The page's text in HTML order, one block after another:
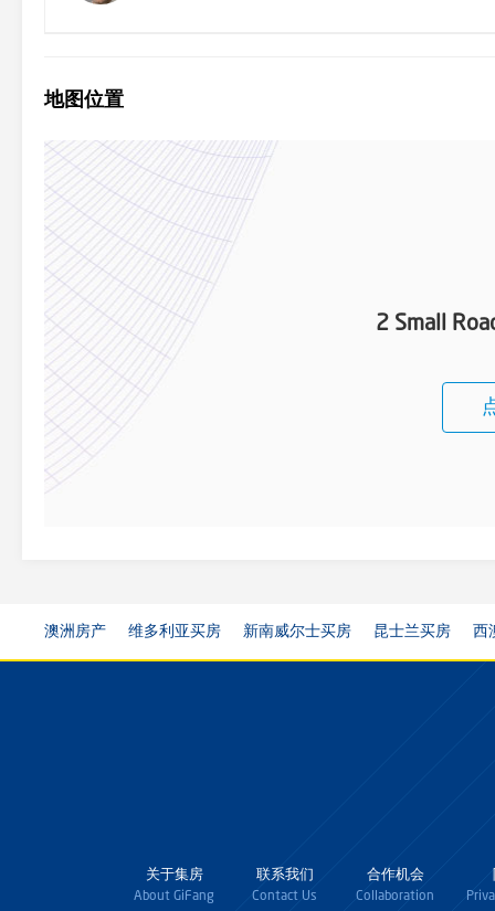
地图位置
2 Small
澳洲房产 维多利亚买房 新南威尔士买房 昆士兰买房 西
关于集房
About GiFang
联系我们
Contact Us
合作机会
Collaboration